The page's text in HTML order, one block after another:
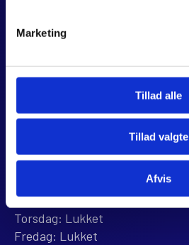
Marketing
Tillad alle
Tillad valgte
Afvis
CVR 44928280
+45 28 81 26 43
salg@jjmotorcykler.dk
Anmeld os på Trustpilot
BUTIKKEN
Mandag: 10:00 - 16:00
Onsdag: 10:00 - 16:00
Torsdag: Lukket
Fredag: Lukket